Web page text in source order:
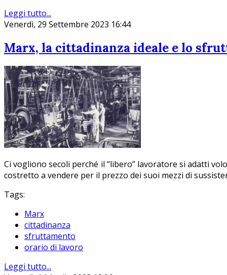
Leggi tutto...
Venerdì, 29 Settembre 2023 16:44
Marx, la cittadinanza ideale e lo
Ci vogliono secoli perché il “libero” lavoratore si adatti
costretto a vendere per il prezzo dei suoi mezzi di
Tags:
Marx
cittadinanza
sfruttamento
orario di lavoro
Leggi tutto...